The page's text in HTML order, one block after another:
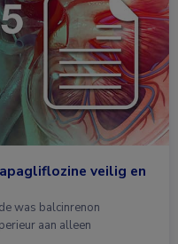
veilig en
was balcinrenon
aan alleen